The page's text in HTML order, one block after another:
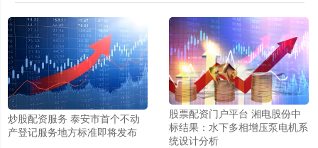
炒股配资服务 泰安市首个不动
产登记服务地方标准即将发布
股票配资门户平台 湘电股份中
标结果：水下多相增压泵电机系
统设计分析